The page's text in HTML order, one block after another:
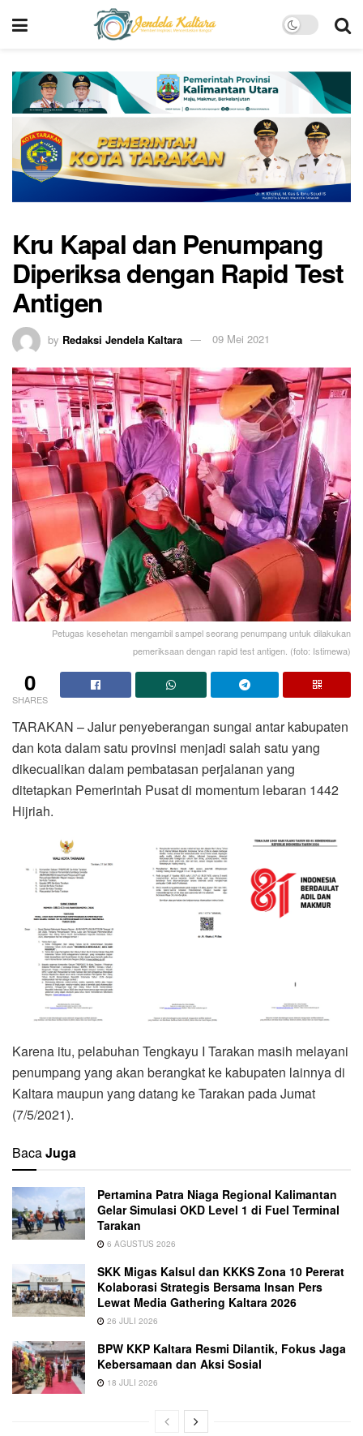
Kru Kapal dan Penumpang
Diperiksa dengan Rapid Test
Antigen
by Redaksi Jendela Kaltara 09 Mei 2021
Petugas kesehetan mengambil sampel seorang penumpang untuk dilakukan
pemeriksaan dengan rapid test antigen. (foto: Istimewa)
0
SHARES
TARAKAN – Jalur penyeberangan sungai antar kabupaten
dan kota dalam satu provinsi menjadi salah satu yang
dikecualikan dalam pembatasan perjalanan yang
ditetapkan Pemerintah Pusat di momentum lebaran 1442
Hijriah.
Karena itu, pelabuhan Tengkayu I Tarakan masih melayani
penumpang yang akan berangkat ke kabupaten lainnya di
Kaltara maupun yang datang ke Tarakan pada Jumat
(7/5/2021).
BacaJuga
Pertamina Patra Niaga Regional Kalimantan
Gelar Simulasi OKD Level 1 di Fuel Terminal
Tarakan
6 AGUSTUS 2026
SKK Migas Kalsul dan KKKS Zona 10 Pererat
Kolaborasi Strategis Bersama Insan Pers
Lewat Media Gathering Kaltara 2026
26 JULI 2026
BPW KKP Kaltara Resmi Dilantik, Fokus Jaga
Kebersamaan dan Aksi Sosial
18 JULI 2026